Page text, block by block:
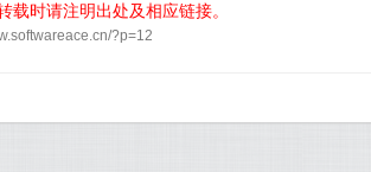
载时请注明出处及相应链接。
?p=12